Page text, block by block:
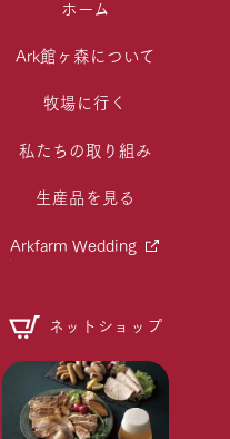
ホーム
Ark館ヶ森について
牧場に行く
私たちの取り組み
生産品を見る
Arkfarm Wedding
ネットショップ